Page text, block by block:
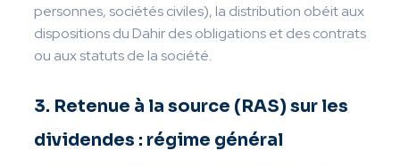
personnes, sociétés civiles), la distribution obéit aux
dispositions du Dahir des obligations et des contrats
ou aux statuts de la société.
3. Retenue à la source (RAS) sur les
dividendes : régime général